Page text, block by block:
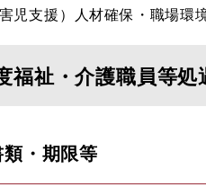
児支援）人材確保・職場環
福祉・介護職員等処
・期限等